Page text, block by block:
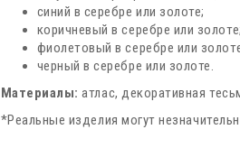
синий в серебре или золоте;
коричневый в серебре или золоте;
фиолетовый в серебре или
черный в серебре или золоте.
Материалы: атлас, декоративная
*Реальные изделия могут